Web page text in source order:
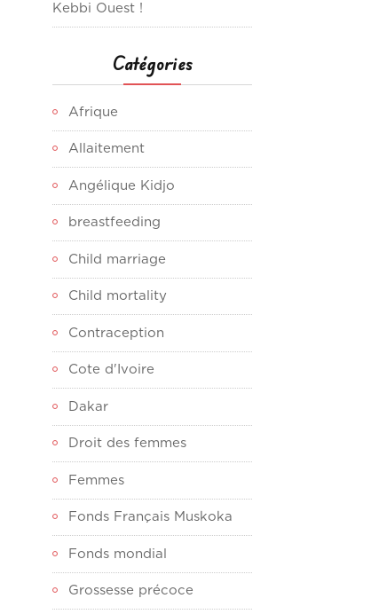
Kebbi Ouest !
Catégories
Afrique
Allaitement
Angélique Kidjo
breastfeeding
Child marriage
Child mortality
Contraception
Cote d'Ivoire
Dakar
Droit des femmes
Femmes
Fonds Français Muskoka
Fonds mondial
Grossesse précoce